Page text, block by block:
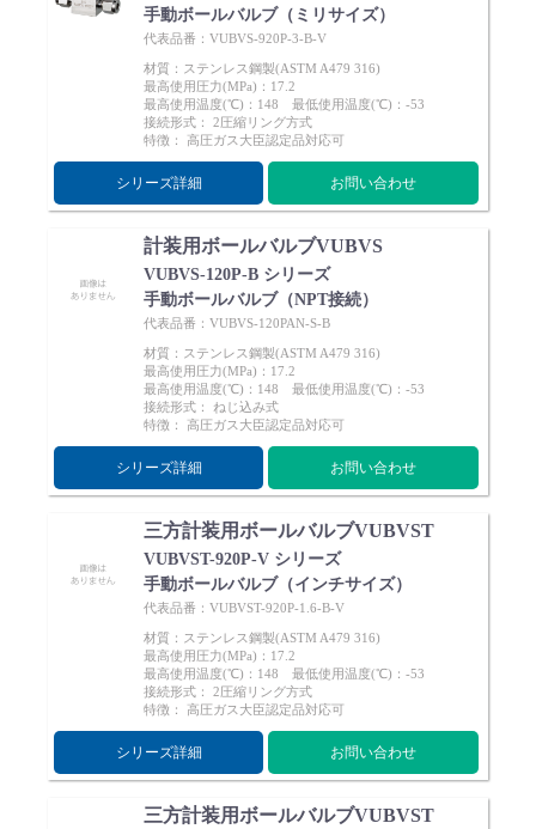
手動ボールバルブ（ミリサイズ）
代表品番：VUBVS-920P-3-B-V
材質：ステンレス鋼製(ASTM A479 316)
最高使用圧力(MPa)：17.2
最高使用温度(℃)：148 最低使用温度(℃)：-53
接続形式： 2圧縮リング方式
特徴： 高圧ガス大臣認定品対応可
シリーズ詳細 お問い合わせ
計装用ボールバルブVUBVS
VUBVS-120P-B シリーズ
手動ボールバルブ（NPT接続）
代表品番：VUBVS-120PAN-S-B
材質：ステンレス鋼製(ASTM A479 316)
最高使用圧力(MPa)：17.2
最高使用温度(℃)：148 最低使用温度(℃)：-53
接続形式： ねじ込み式
特徴： 高圧ガス大臣認定品対応可
シリーズ詳細 お問い合わせ
三方計装用ボールバルブVUBVST
VUBVST-920P-V シリーズ
手動ボールバルブ（インチサイズ）
代表品番：VUBVST-920P-1.6-B-V
材質：ステンレス鋼製(ASTM A479 316)
最高使用圧力(MPa)：17.2
最高使用温度(℃)：148 最低使用温度(℃)：-53
接続形式： 2圧縮リング方式
特徴： 高圧ガス大臣認定品対応可
シリーズ詳細 お問い合わせ
三方計装用ボールバルブVUBVST